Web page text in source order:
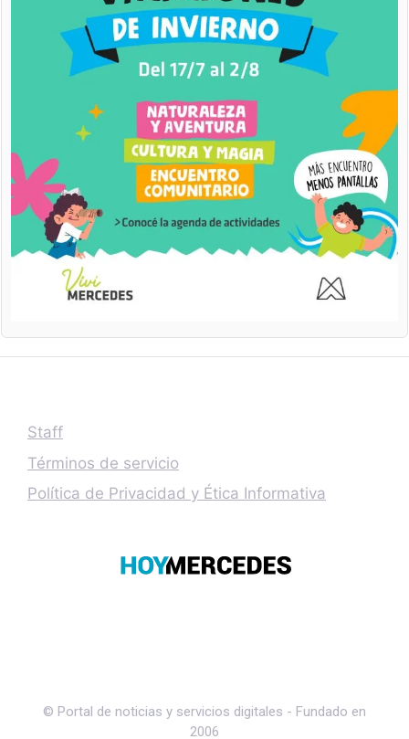
Staff
Términos de servicio
Política de Privacidad y Ética Informativa
© Portal de noticias y servicios digitales - Fundado en
2006